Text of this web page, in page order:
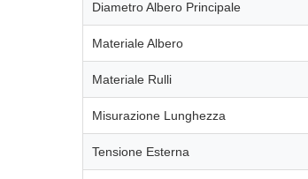
Diametro Albero Principale
Materiale Albero
Materiale Rulli
Misurazione Lunghezza
Tensione Esterna